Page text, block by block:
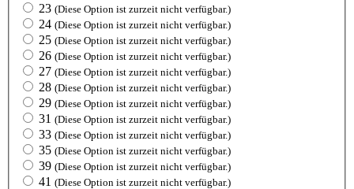
23 (Diese Option ist zurzeit nicht verfügbar.)
24 (Diese Option ist zurzeit nicht verfügbar.)
25 (Diese Option ist zurzeit nicht verfügbar.)
26 (Diese Option ist zurzeit nicht verfügbar.)
27 (Diese Option ist zurzeit nicht verfügbar.)
28 (Diese Option ist zurzeit nicht verfügbar.)
29 (Diese Option ist zurzeit nicht verfügbar.)
31 (Diese Option ist zurzeit nicht verfügbar.)
33 (Diese Option ist zurzeit nicht verfügbar.)
35 (Diese Option ist zurzeit nicht verfügbar.)
39 (Diese Option ist zurzeit nicht verfügbar.)
41 (Diese Option ist zurzeit nicht verfügbar.)